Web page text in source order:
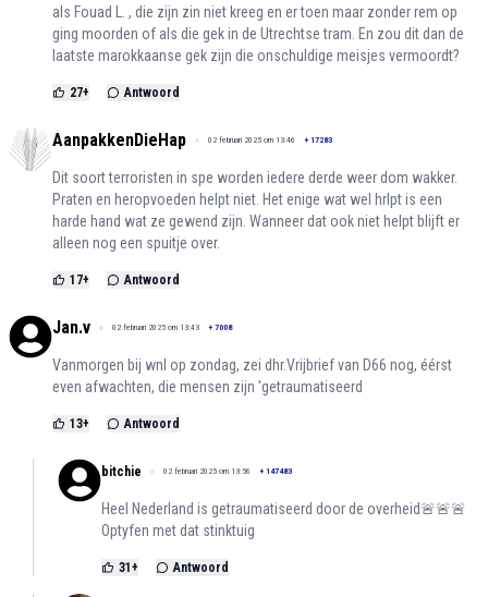
als Fouad L. , die zijn zin niet kreeg en er toen maar zonder rem op
ging moorden of als die gek in de Utrechtse tram. En zou dit dan de
laatste marokkaanse gek zijn die onschuldige meisjes vermoordt?
27+ Antwoord
AanpakkenDieHap 02 februari 2025 om 13:46 + 17283
Dit soort terroristen in spe worden iedere derde weer dom wakker.
Praten en heropvoeden helpt niet. Het enige wat wel hrlpt is een
harde hand wat ze gewend zijn. Wanneer dat ook niet helpt blijft er
alleen nog een spuitje over.
17+ Antwoord
Jan.v 02 februari 2025 om 13:43 + 7008
Vanmorgen bij wnl op zondag, zei dhr.Vrijbrief van D66 nog, éérst
even afwachten, die mensen zijn 'getraumatiseerd
13+ Antwoord
bitchie 02 februari 2025 om 13:56 + 147483
Heel Nederland is getraumatiseerd door de overheid🚨🚨🚨
Optyfen met dat stinktuig
31+ Antwoord